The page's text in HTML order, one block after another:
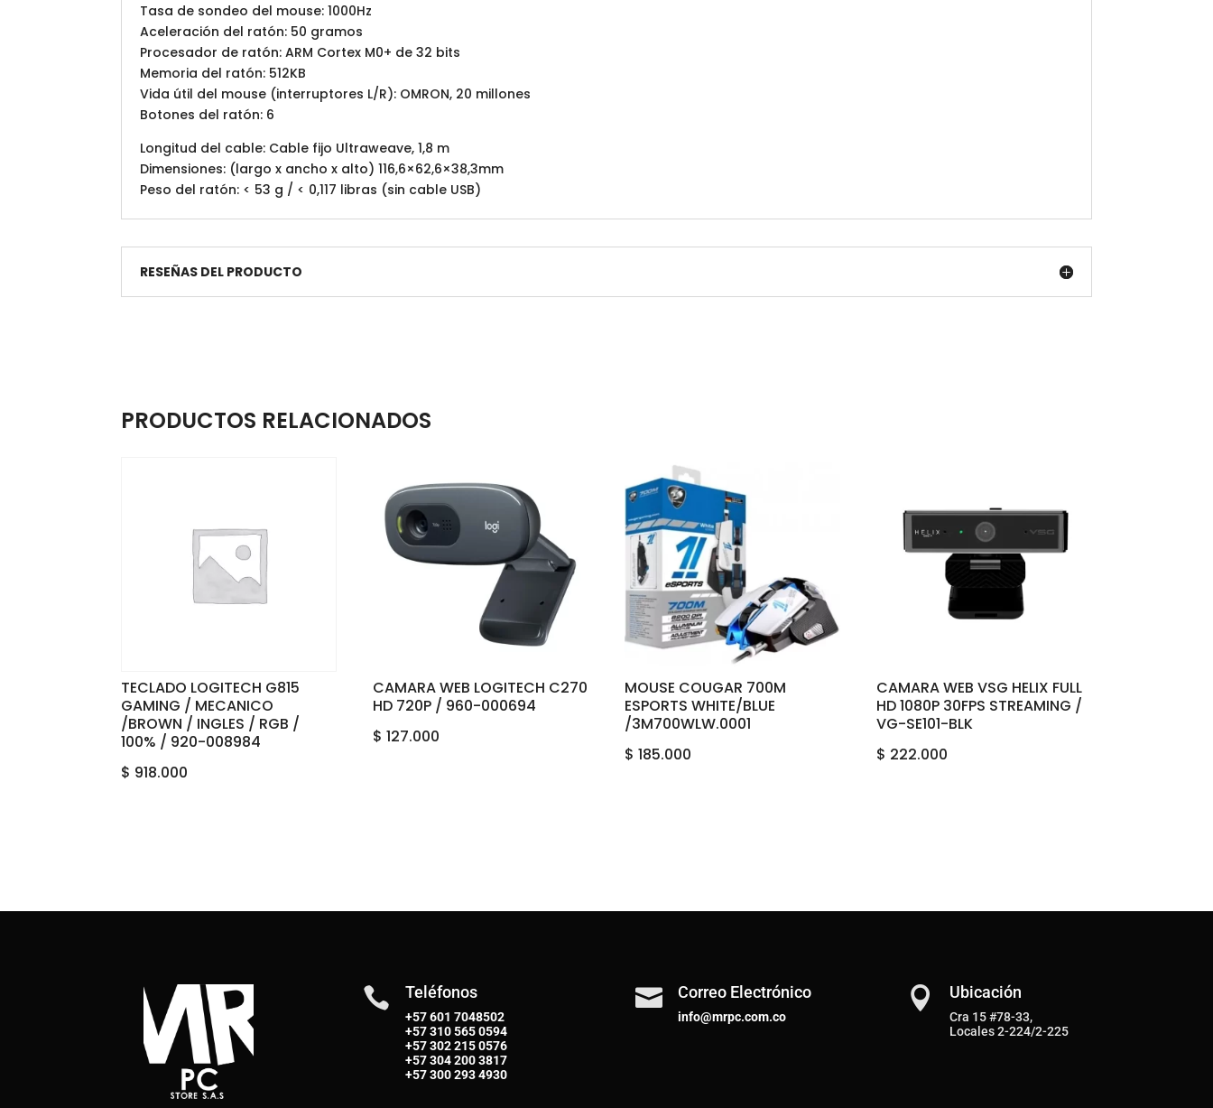
Tasa de sondeo del mouse: 1000Hz
Aceleración del ratón: 50 gramos
Procesador de ratón: ARM Cortex M0+ de 32 bits
Memoria del ratón: 512KB
Vida útil del mouse (interruptores L/R): OMRON, 20 millones
Botones del ratón: 6
Longitud del cable: Cable fijo Ultraweave, 1,8 m
Dimensiones: (largo x ancho x alto) 116,6×62,6×38,3mm
Peso del ratón: < 53 g / < 0,117 libras (sin cable USB)
RESEÑAS DEL PRODUCTO
PRODUCTOS RELACIONADOS
TECLADO LOGITECH G815
GAMING / MECANICO
/BROWN / INGLES / RGB /
100% / 920-008984
$ 918.000
CAMARA WEB LOGITECH C270
HD 720P / 960-000694
$ 127.000
MOUSE COUGAR 700M
ESPORTS WHITE/BLUE
/3M700WLW.0001
$ 185.000
CAMARA WEB VSG HELIX FULL
HD 1080P 30FPS STREAMING /
VG-SE101-BLK
$ 222.000
 Teléfonos
+57 601 7048502
+57310 565 0594
+57302 215 0576
+57304 200 3817
+57300 293 4930
 Correo Electrónico
info@mrpc.com.co
 Ubicación
Cra 15 #78-33,
Locales 2-224/2-225